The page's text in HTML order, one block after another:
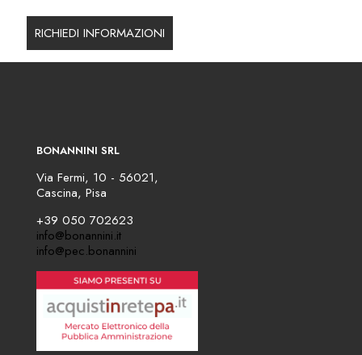
BONANNINI SRL
Via Fermi, 10 - 56021,
Cascina, Pisa
+39 050 702623
info@bonannini.it
info@pec.bonannini